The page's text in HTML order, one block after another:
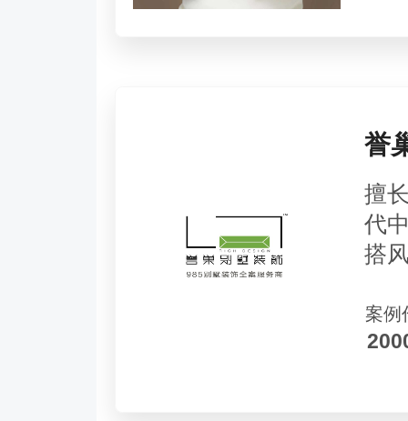
誉
擅
代
搭
案例